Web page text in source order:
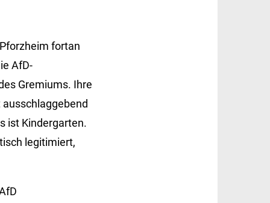
fortan
AfD-
Gremiums. Ihre
ist Kindergarten.
legitimiert,